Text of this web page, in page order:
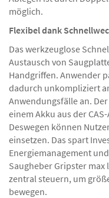
möglich.
Flexibel dank
Das werkzeuglose
Austausch von
Handgriffen. Anwender
dadurch unkompliziert
Anwendungsfälle an.
einem Akku aus der
Deswegen können
einsetzen. Das spart
Energiemanagement
Saugheber Gripster
zentral steuern, um
bewegen.